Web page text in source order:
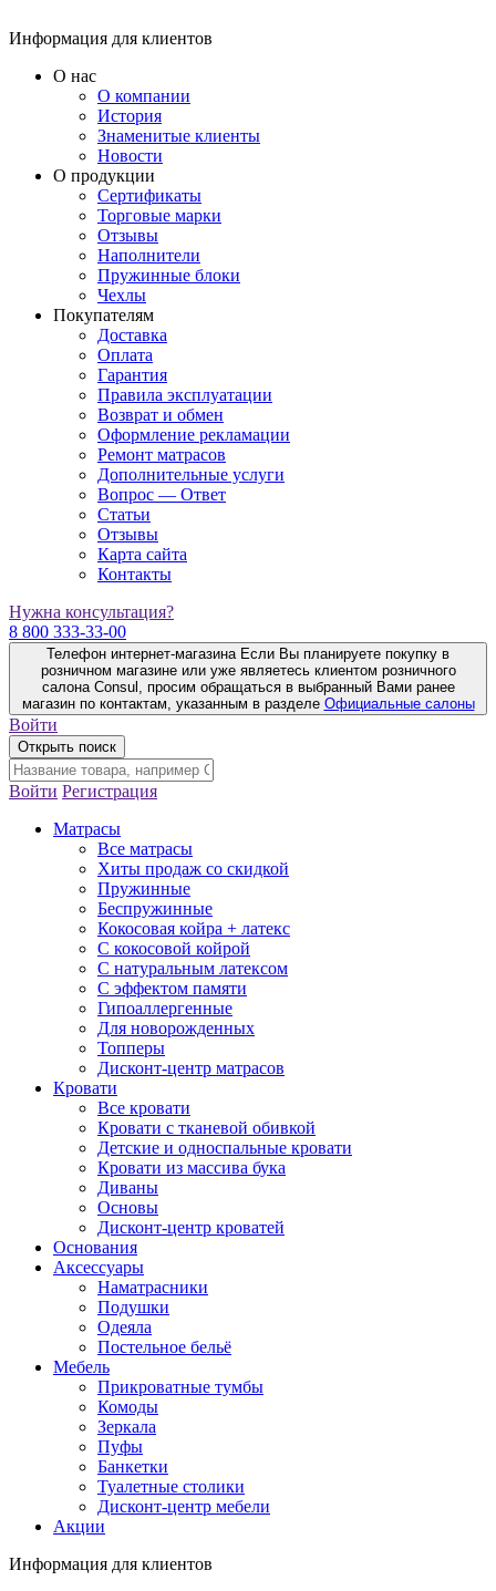
Информация для клиентов
О нас
О компании
История
Знаменитые клиенты
Новости
О продукции
Сертификаты
Торговые марки
Отзывы
Наполнители
Пружинные блоки
Чехлы
Покупателям
Доставка
Оплата
Гарантия
Правила эксплуатации
Возврат и обмен
Оформление рекламации
Ремонт матрасов
Дополнительные услуги
Вопрос — Ответ
Статьи
Отзывы
Карта сайта
Контакты
Нужна консультация?
8 800 333-33-00
Телефон интернет-магазина Если Вы планируете покупку в
розничном магазине или уже являетесь клиентом розничного
салона Consul, просим обращаться в выбранный Вами ранее
магазин по контактам, указанным в разделе Официальные салоны
Войти
Открыть поиск
Войти Регистрация
Матрасы
Все матрасы
Хиты продаж со скидкой
Пружинные
Беспружинные
Кокосовая койра + латекс
С кокосовой койрой
С натуральным латексом
С эффектом памяти
Гипоаллергенные
Для новорожденных
Топперы
Дисконт-центр матрасов
Кровати
Все кровати
Кровати с тканевой обивкой
Детские и односпальные кровати
Кровати из массива бука
Диваны
Основы
Дисконт-центр кроватей
Основания
Аксессуары
Наматрасники
Подушки
Одеяла
Постельное бельё
Мебель
Прикроватные тумбы
Комоды
Зеркала
Пуфы
Банкетки
Туалетные столики
Дисконт-центр мебели
Акции
Информация для клиентов